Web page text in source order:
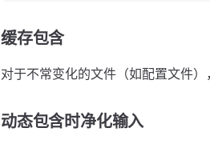
缓存包含
对于不常变化的文件（如配置文件
动态包含时净化输入